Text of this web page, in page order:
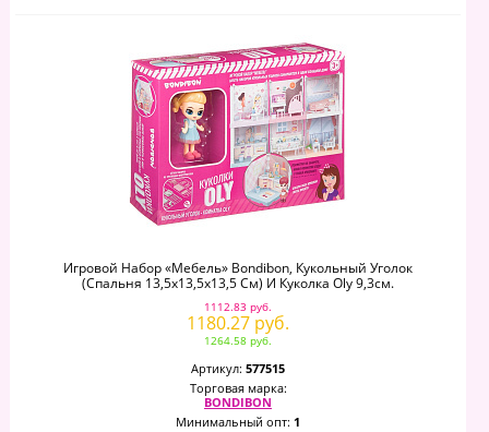
Игровой Набор «Мебель» Bondibon, Кукольный Уголок
(Спальня 13,5х13,5х13,5 См) И Куколка Oly 9,3см.
1112.83 руб.
1180.27 руб.
1264.58 руб.
Артикул: 577515
Торговая марка:
BONDIBON
Минимальный опт: 1